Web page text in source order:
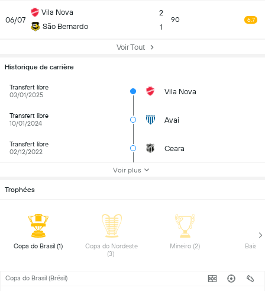
06/07
Vila Nova
São Bernardo
2
1
90 6.7
Voir Tout
Historique de carrière
Transfert libre
03/01/2025
Vila Nova
Transfert libre
10/01/2024
Avai
Transfert libre
02/12/2022
Ceara
Voir plus
Trophées
Copa do Nordeste
Copa do Brasil (Brésil)